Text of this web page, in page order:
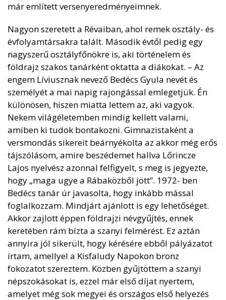
már említett versenyeredményeimnek.
Nagyon szeretett a Révaiban, ahol remek osztály- és
évfolyamtársakra talált. Második évtől pedig egy
nagyszerű osztályfőnökre is, aki történelem és
földrajz szakos tanárként oktatta a diákokat. – Az
engem Líviusznak nevező Bedécs Gyula nevét és
személyét a mai napig rajongással emlegetjük. Én
különösen, hiszen miatta lettem az, aki vagyok.
Nekem világéletemben mindig kellett valami,
amiben ki tudok bontakozni. Gimnazistaként a
versmondás sikereit beárnyékolta az akkor még erős
tájszólásom, amire beszédemet hallva Lőrincze
Lajos nyelvész azonnal felfigyelt, s meg is jegyezte,
hogy „maga ugye a Rábaközből jött”. 1972- ben
Bedécs tanár úr javasolta, hogy inkább mással
foglalkozzam. Mindjárt ajánlott is egy lehetőséget.
Akkor zajlott éppen földrajzi névgyűjtés, ennek
keretében rám bízta a szanyi felmérést. Ez aztán
annyira jól sikerült, hogy kérésére ebből pályázatot
írtam, amellyel a Kisfaludy Napokon bronz
fokozatot szereztem. Közben gyűjtöttem a szanyi
népszokásokat is, ezzel már első díjat nyertem,
amelyet még sok megyei és országos első helyezés